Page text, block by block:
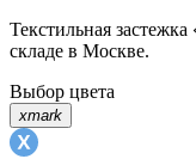
Текстильная
складе в Москве.
Выбор цвета
xmark